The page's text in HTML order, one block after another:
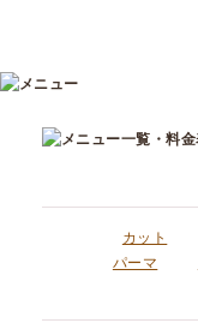
カット
パーマ